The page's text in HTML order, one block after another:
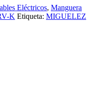
Eléctricos, Manguera
K Etiqueta: MIGUELEZ